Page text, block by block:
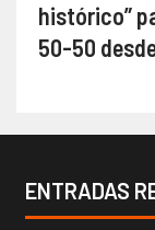
histórico”
50-50
ENTRADAS